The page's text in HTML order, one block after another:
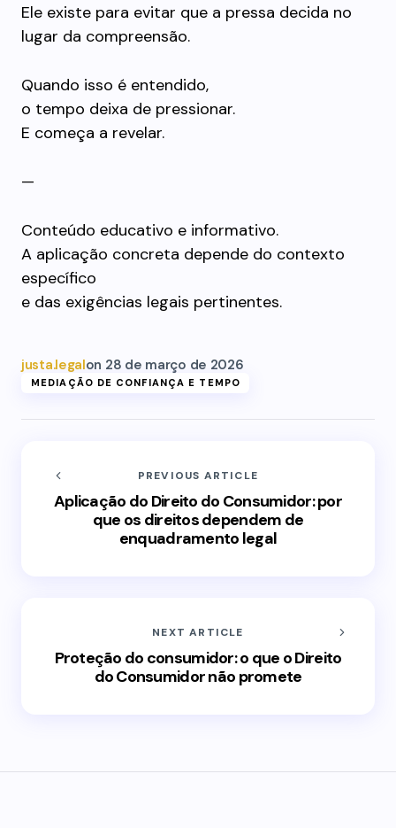
Ele existe para evitar que a pressa decida no
lugar da compreensão.
Quando isso é entendido,
o tempo deixa de pressionar.
E começa a revelar.
—
Conteúdo educativo e informativo.
A aplicação concreta depende do contexto
específico
e das exigências legais pertinentes.
justa.legalon 28 de março de 2026
MEDIAÇÃO DE CONFIANÇA E TEMPO
PREVIOUS ARTICLE
Aplicação do Direito do Consumidor: por
que os direitos dependem de
enquadramento legal
NEXT ARTICLE
Proteção do consumidor: o que o Direito
do Consumidor não promete